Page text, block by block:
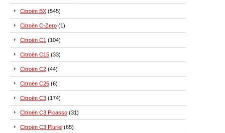
Citroën BX (545)
Citroën C-Zero (1)
Citroën C1 (104)
Citroën C15 (33)
Citroën C2 (44)
Citroën C25 (6)
Citroën C3 (174)
Citroën C3 Picasso (31)
Citroën C3 Pluriel (65)